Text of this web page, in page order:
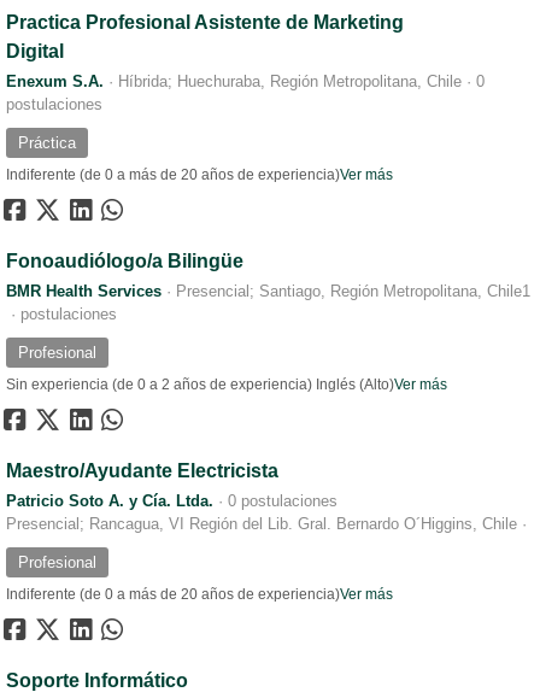
Practica Profesional Asistente de Marketing
Digital
Enexum S.A. · Híbrida; Huechuraba, Región Metropolitana, Chile · 0
postulaciones
Práctica
Indiferente (de 0 a más de 20 años de experiencia)Ver más
Fonoaudiólogo/a Bilingüe
BMR Health Services · Presencial; Santiago, Región Metropolitana, Chile
·
1
postulaciones
Profesional
Sin experiencia (de 0 a 2 años de experiencia) Inglés (Alto)Ver más
Maestro/Ayudante Electricista
Patricio Soto A. y Cía. Ltda. ·
Presencial; Rancagua, VI Región del Lib. Gral. Bernardo O´Higgins, Chile ·
0 postulaciones
Profesional
Indiferente (de 0 a más de 20 años de experiencia)Ver más
Soporte Informático